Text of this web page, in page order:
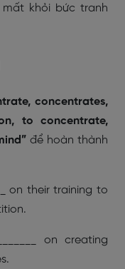
khỏi bức tranh
concentrates,
to concentrate,
để hoàn thành
on their training to
on creating